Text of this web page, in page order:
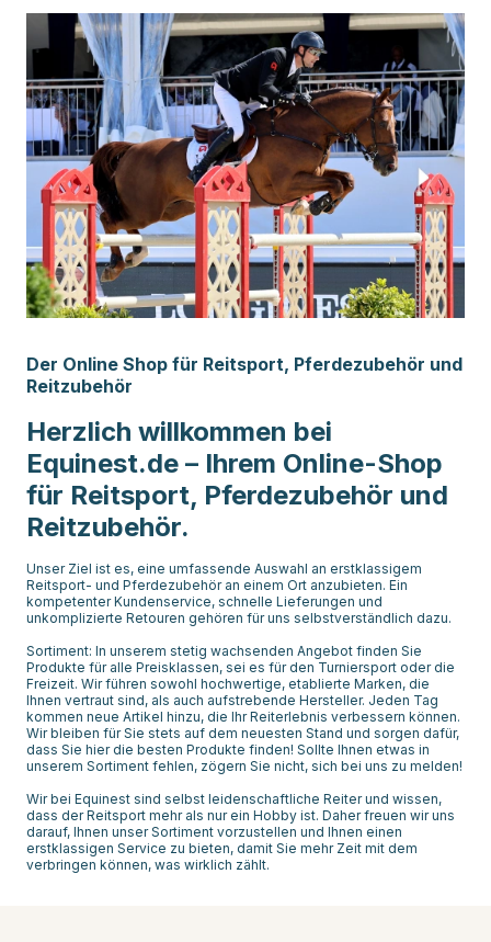
Der Online Shop für Reitsport, Pferdezubehör und
Reitzubehör
Herzlich willkommen bei
Equinest.de – Ihrem Online-Shop
für Reitsport, Pferdezubehör und
Reitzubehör.
Unser Ziel ist es, eine umfassende Auswahl an erstklassigem
Reitsport- und Pferdezubehör an einem Ort anzubieten. Ein
kompetenter Kundenservice, schnelle Lieferungen und
unkomplizierte Retouren gehören für uns selbstverständlich dazu.
Sortiment: In unserem stetig wachsenden Angebot finden Sie
Produkte für alle Preisklassen, sei es für den Turniersport oder die
Freizeit. Wir führen sowohl hochwertige, etablierte Marken, die
Ihnen vertraut sind, als auch aufstrebende Hersteller. Jeden Tag
kommen neue Artikel hinzu, die Ihr Reiterlebnis verbessern können.
Wir bleiben für Sie stets auf dem neuesten Stand und sorgen dafür,
dass Sie hier die besten Produkte finden! Sollte Ihnen etwas in
unserem Sortiment fehlen, zögern Sie nicht, sich bei uns zu melden!
Wir bei Equinest sind selbst leidenschaftliche Reiter und wissen,
dass der Reitsport mehr als nur ein Hobby ist. Daher freuen wir uns
darauf, Ihnen unser Sortiment vorzustellen und Ihnen einen
erstklassigen Service zu bieten, damit Sie mehr Zeit mit dem
verbringen können, was wirklich zählt.